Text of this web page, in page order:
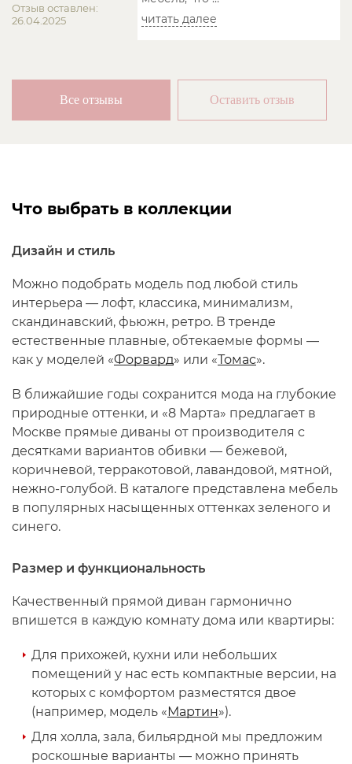
Отзыв оставлен:
26.04.2025
читать далее
Все отзывы Оставить отзыв
Что выбрать в коллекции
Дизайн и стиль
Можно подобрать модель под любой стиль
интерьера — лофт, классика, минимализм,
скандинавский, фьюжн, ретро. В тренде
естественные плавные, обтекаемые формы —
как у моделей «Форвард» или «Томас».
В ближайшие годы сохранится мода на глубокие
природные оттенки, и «8 Марта» предлагает в
Москве прямые диваны от производителя с
десятками вариантов обивки — бежевой,
коричневой, терракотовой, лавандовой, мятной,
нежно-голубой. В каталоге представлена мебель
в популярных насыщенных оттенках зеленого и
синего.
Размер и функциональность
Качественный прямой диван гармонично
впишется в каждую комнату дома или квартиры:
Для прихожей, кухни или небольших
помещений у нас есть компактные версии, на
которых с комфортом разместятся двое
(например, модель «Мартин»).
Для холла, зала, бильярдной мы предложим
роскошные варианты — можно принять